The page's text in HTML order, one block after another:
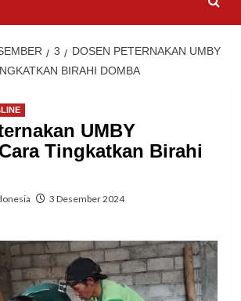
3
DOSEN PETERNAKAN UMBY
BIRAHI DOMBA
UMBY
Tingkatkan Birahi
3 Desember 2024